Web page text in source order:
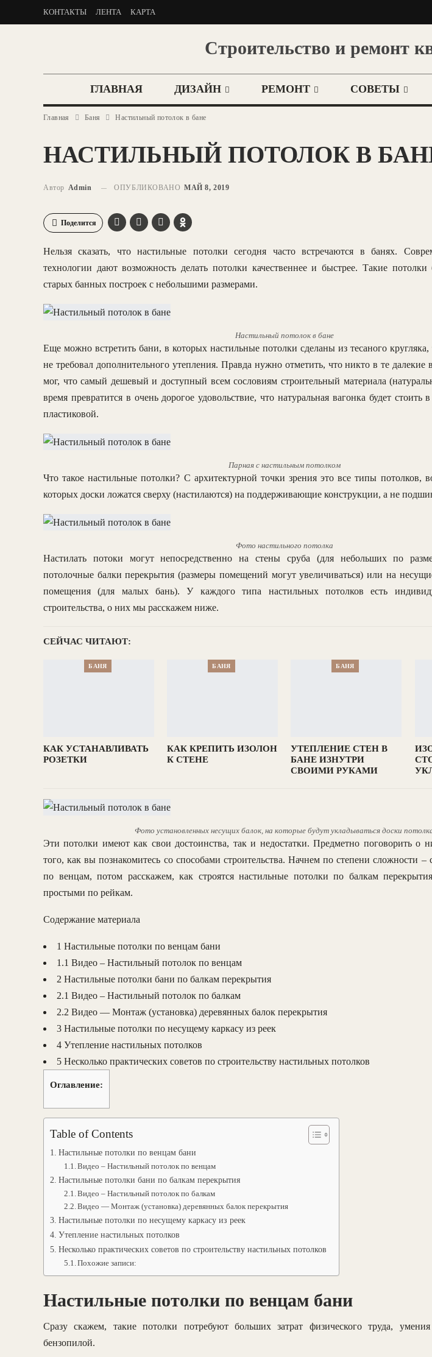
КОНТАКТЫ ЛЕНТА КАРТА
Строительство и ремонт
ГЛАВНАЯ ДИЗАЙН РЕМОНТ СОВЕТЫ
Главная Баня Настильный потолок в бане
НАСТИЛЬНЫЙ ПОТОЛОК В
Автор Admin ОПУБЛИКОВАНО МАЙ 8, 2019
Поделится
Нельзя сказать, что настильные потолки сегодня часто встречаются в банях.
технологии дают возможность делать потолки качественнее и быстрее. Такие
старых банных построек с небольшими размерами.
Настильный потолок в бане
Еще можно встретить бани, в которых настильные потолки сделаны из тесаного
не требовал дополнительного утепления. Правда нужно отметить, что никто в те далекие
мог, что самый дешевый и доступный всем сословиям строительный материала
время превратится в очень дорогое удовольствие, что натуральная вагонка будет стоить
пластиковой.
Парная с настильным потолком
Что такое настильные потолки? С архитектурной точки зрения это все типы потолков,
которых доски ложатся сверху (настилаются) на поддерживающие конструкции, а не
Фото настильного потолка
Настилать потоки могут непосредственно на стены сруба (для небольших по
потолочные балки перекрытия (размеры помещений могут увеличиваться) или на
помещения (для малых бань). У каждого типа настильных потолков есть
строительства, о них мы расскажем ниже.
СЕЙЧАС ЧИТАЮТ:
БАНЯ
КАК УСТАНАВЛИВАТЬ
РОЗЕТКИ
БАНЯ
КАК КРЕПИТЬ ИЗОЛОН
К СТЕНЕ
БАНЯ
УТЕПЛЕНИЕ СТЕН В
БАНЕ ИЗНУТРИ
СВОИМИ РУКАМИ
Фото установленных несущих балок, на которые будут укладываться доски
Эти потолки имеют как свои достоинства, так и недостатки. Предметно поговорить о
того, как вы познакомитесь со способами строительства. Начнем по степени сложности –
по венцам, потом расскажем, как строятся настильные потолки по балкам
простыми по рейкам.
Содержание материала
1 Настильные потолки по венцам бани
1.1 Видео – Настильный потолок по венцам
2 Настильные потолки бани по балкам перекрытия
2.1 Видео – Настильный потолок по балкам
2.2 Видео — Монтаж (установка) деревянных балок перекрытия
3 Настильные потолки по несущему каркасу из реек
4 Утепление настильных потолков
5 Несколько практических советов по строительству настильных потолков
Оглавление:
Table of Contents
Настильные потолки по венцам бани
Видео – Настильный потолок по венцам
Настильные потолки бани по балкам перекрытия
Видео – Настильный потолок по балкам
Видео — Монтаж (установка) деревянных балок перекрытия
Настильные потолки по несущему каркасу из реек
Утепление настильных потолков
Несколько практических советов по строительству настильных потолков
Похожие записи:
Настильные потолки по венцам бани
Сразу скажем, такие потолки потребуют больших затрат физического труда,
бензопилой.